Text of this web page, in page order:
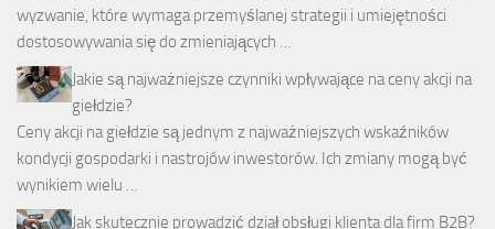
wyzwanie, które wymaga przemyślanej strategii i umiejętności
dostosowywania się do zmieniających …
Jakie są najważniejsze czynniki wpływające na ceny akcji na
giełdzie?
Ceny akcji na giełdzie są jednym z najważniejszych wskaźników
kondycji gospodarki i nastrojów inwestorów. Ich zmiany mogą być
wynikiem wielu …
Jak skutecznie prowadzić dział obsługi klienta dla firm B2B?